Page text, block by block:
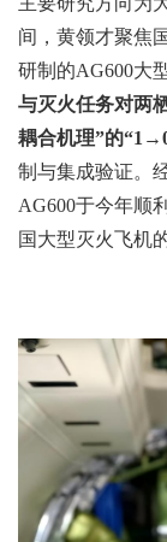
间，黄领才聚焦
研制的AG600大
与灭火任务对两
耦合机理”的
制与集成验证。
AG600于今年顺
国大型灭火飞机